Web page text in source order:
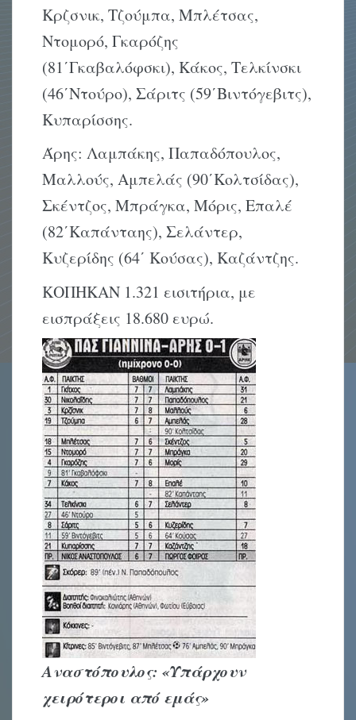
Κρζσνικ, Τζούμπα, Μπλέτσας,
Ντομορό, Γκαρόζης
(81΄Γκαβαλόφσκι), Κάκος, Τελκίνσκι
(46΄Ντούρο), Σάριτς (59΄Βιντόγεβιτς),
Κυπαρίσσης.
Άρης: Λαμπάκης, Παπαδόπουλος,
Μαλλούς, Αμπελάς (90΄Κολτσίδας),
Σκέντζος, Μπράγκα, Μόρις, Επαλέ
(82΄Καπάνταης), Σελάντερ,
Κυζερίδης (64΄ Κούσας), Καζάντζης.
ΚΟΠΗΚΑΝ 1.321 εισιτήρια, με
εισπράξεις 18.680 ευρώ.
Αναστόπουλος: «Υπάρχουν
χειρότεροι από εμάς»